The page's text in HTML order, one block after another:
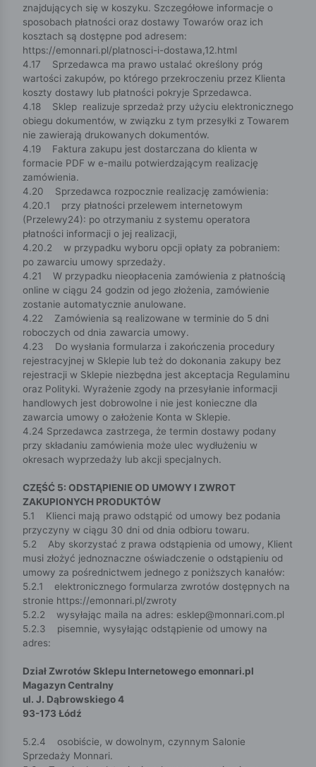
znajdujących się w koszyku. Szczegółowe informacje o
sposobach płatności oraz dostawy Towarów oraz ich
kosztach są dostępne pod adresem:
https://emonnari.pl/platnosci-i-dostawa,12.html
4.17 Sprzedawca ma prawo ustalać określony próg
wartości zakupów, po którego przekroczeniu przez Klienta
koszty dostawy lub płatności pokryje Sprzedawca.
4.18 Sklep realizuje sprzedaż przy użyciu elektronicznego
obiegu dokumentów, w związku z tym przesyłki z Towarem
nie zawierają drukowanych dokumentów.
4.19 Faktura zakupu jest dostarczana do klienta w
formacie PDF w e-mailu potwierdzającym realizację
zamówienia.
4.20 Sprzedawca rozpocznie realizację zamówienia:
4.20.1 przy płatności przelewem internetowym
(Przelewy24): po otrzymaniu z systemu operatora
płatności informacji o jej realizacji,
4.20.2 w przypadku wyboru opcji opłaty za pobraniem:
po zawarciu umowy sprzedaży.
4.21 W przypadku nieopłacenia zamówienia z płatnością
online w ciągu 24 godzin od jego złożenia, zamówienie
zostanie automatycznie anulowane.
4.22 Zamówienia są realizowane w terminie do 5 dni
roboczych od dnia zawarcia umowy.
4.23 Do wysłania formularza i zakończenia procedury
rejestracyjnej w Sklepie lub też do dokonania zakupy bez
rejestracji w Sklepie niezbędna jest akceptacja Regulaminu
oraz Polityki. Wyrażenie zgody na przesyłanie informacji
handlowych jest dobrowolne i nie jest konieczne dla
zawarcia umowy o założenie Konta w Sklepie.
4.24 Sprzedawca zastrzega, że termin dostawy podany
przy składaniu zamówienia może ulec wydłużeniu w
okresach wyprzedaży lub akcji specjalnych.
CZĘŚĆ 5: ODSTĄPIENIE OD UMOWY I ZWROT
ZAKUPIONYCH PRODUKTÓW
5.1 Klienci mają prawo odstąpić od umowy bez podania
przyczyny w ciągu 30 dni od dnia odbioru towaru.
5.2 Aby skorzystać z prawa odstąpienia od umowy, Klient
musi złożyć jednoznaczne oświadczenie o odstąpieniu od
umowy za pośrednictwem jednego z poniższych kanałów:
5.2.1 elektronicznego formularza zwrotów dostępnych na
stronie https://emonnari.pl/zwroty
5.2.2 wysyłając maila na adres: esklep@monnari.com.pl
5.2.3 pisemnie, wysyłając odstąpienie od umowy na
adres:
Dział Zwrotów Sklepu Internetowego emonnari.pl
Magazyn Centralny
ul. J. Dąbrowskiego 4
93-173 Łódź
5.2.4 osobiście, w dowolnym, czynnym Salonie
Sprzedaży Monnari.